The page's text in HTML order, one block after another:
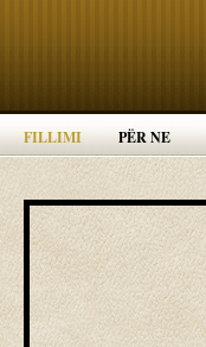
FILLIMI PËR NE